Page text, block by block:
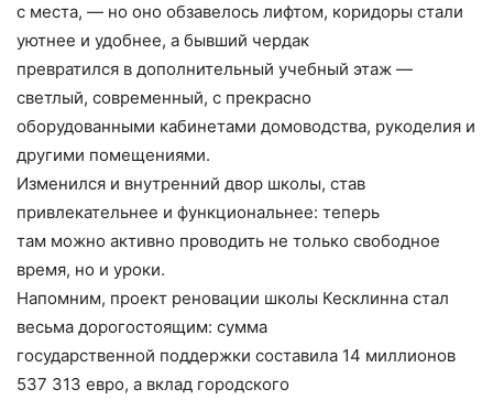
с места, — но оно обзавелось лифтом, коридоры стали
уютнее и удобнее, а бывший чердак
превратился в дополнительный учебный этаж —
светлый, современный, с прекрасно
оборудованными кабинетами домоводства, рукоделия и
другими помещениями.
Изменился и внутренний двор школы, став
привлекательнее и функциональнее: теперь
там можно активно проводить не только свободное
время, но и уроки.
Напомним, проект реновации школы Кесклинна стал
весьма дорогостоящим: сумма
государственной поддержки составила 14 миллионов
537 313 евро, а вклад городского